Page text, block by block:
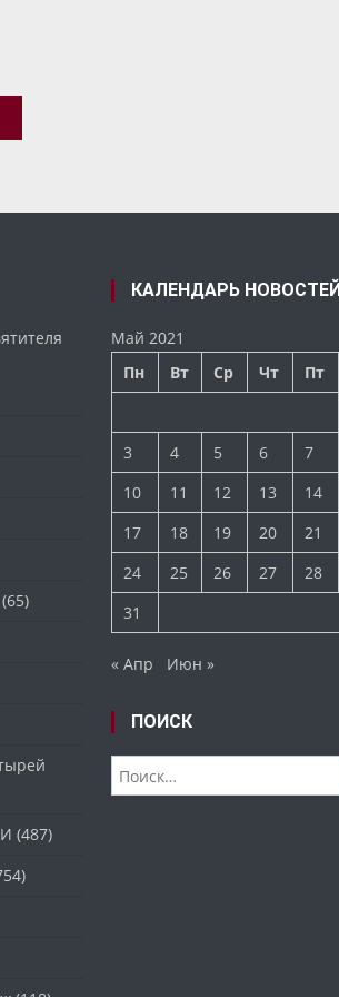
(487)
КАЛЕНДАРЬ НОВОСТЕЙ
Май 2021
Пн
Вт Ср Чт Пт
3
4 5 6 7
10
11 12 13 14
17
18 19 20 21
24
25 26 27 28
31
« Апр Июн »
ПОИСК